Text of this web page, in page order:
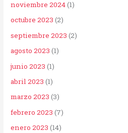
noviembre 2024(1)
octubre 2023 (2)
septiembre 2023 (2)
agosto 2023 (1)
junio 2023 (1)
abril 2023 (1)
marzo 2023 (3)
febrero 2023 (7)
enero 2023 (14)